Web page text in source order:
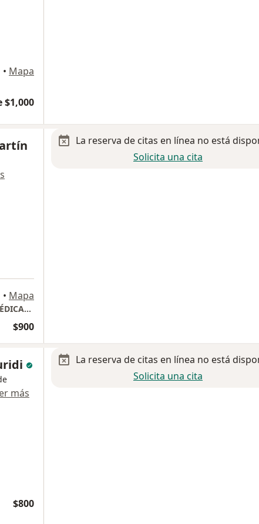
• Mapa
$1,000
• Mapa
HUMANITI, HOSPITAL DE ESPECIALIDADES MÉDICAS consultorio 203 Módulo A-1
$900
La reserva de citas en línea no está
Solicita una cita
más
$800
La reserva de citas en línea no está
Solicita una cita